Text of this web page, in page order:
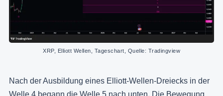
XRP, Elliott Wellen, Tageschart, Quelle: Tradingview
Nach der Ausbildung eines Elliott-Wellen-Dreiecks in der
Welle 4 begann die Welle 5 nach unten. Die Bewegung